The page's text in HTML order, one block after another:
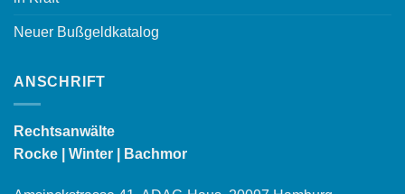
Neuer Bußgeldkatalog
ANSCHRIFT
Rechtsanwälte
Rocke | Winter | Bachmor